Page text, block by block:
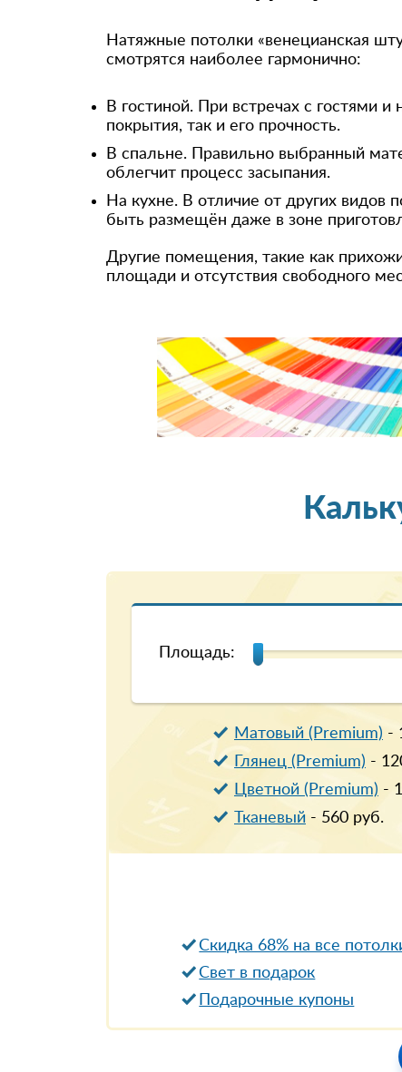
Натяжные потолки «венецианская
смотрятся наиболее гармонично:
В гостиной. При встречах с гостями
покрытия, так и его прочность.
В спальне. Правильно выбранный
облегчит процесс засыпания.
На кухне. В отличие от других видов
быть размещён даже в зоне
Другие помещения, такие как
площади и отсутствия свободного
Площадь:
Матовый (Premium) -
Глянец (Premium) -
Цветной (Premium) -
Тканевый- 560руб.
Скидка 68% на все
Свет в подарок
Подарочные купоны